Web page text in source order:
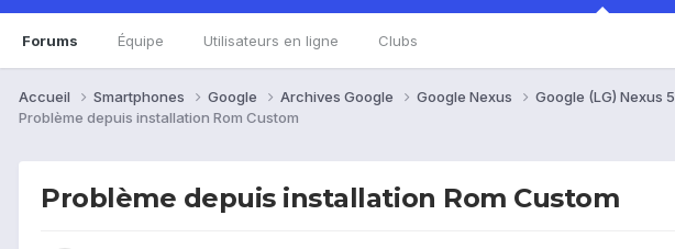
Forums Équipe Utilisateurs en ligne Clubs
Accueil Smartphones Google Archives Google Google Nexus Google (LG) Nexus 5
Problème depuis installation Rom Custom
Problème depuis installation Rom Custom